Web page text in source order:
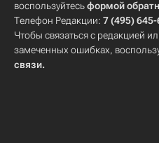
воспользуйтесьформой
Телефон Редакции: 7 (495) 645-
Чтобы связаться с редакцией
замеченных ошибках,
связи.